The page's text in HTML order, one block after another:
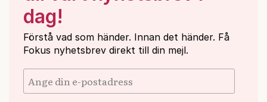
dag!
Förstå vad som händer. Innan det händer. Få
Fokus nyhetsbrev direkt till din mejl.